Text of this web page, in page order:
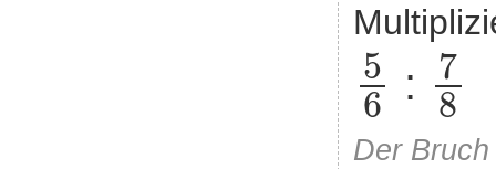
5
6
56
:
7
8
78
Der